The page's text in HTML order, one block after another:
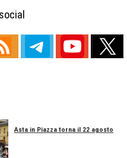
Asta in Piazza torna il 22 agosto